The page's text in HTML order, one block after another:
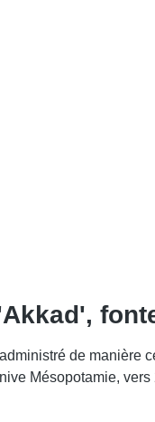
de manière
Mésopotamie,